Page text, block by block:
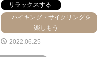
リラックスする
ハイキング・サイクリングを
楽しもう
2022.06.25